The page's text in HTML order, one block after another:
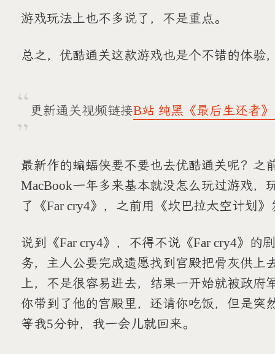
游戏玩法上也不多说了，不是重点。
总之，优酷通关这款游戏也是个不错的体验
更新通关视频链接B站 纯黑《最后生还者
最新作的蝙蝠侠要不要也去优酷通关呢？之
MacBook一年多来基本就没怎么玩过游戏，
了《Far cry4》，之前用《坎巴拉太空计划
说到《Far cry4》，不得不说《Far cry4》的
务，主人公要完成遗愿找到宫殿把骨灰供上
上，不是很容易进去，结果一开始就被政府
你带到了他的宫殿里，还请你吃饭，但是突
等我5分钟，我一会儿就回来。